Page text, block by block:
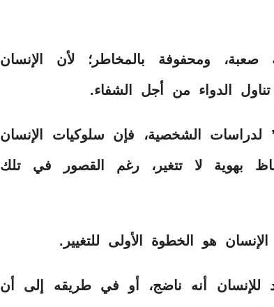
ومحفوفة بالمخاطر؛ لأن الإنسان
الدواء من أجل الشفاء.
الشخصية، فإن سلوكيات الإنسان
بهوية لا تتغير، رغم القصور في تلك
هو الخطوة الأولى للتغيير.
تؤكد للإنسان أنه ناضج، أو في طريقه إلى أن